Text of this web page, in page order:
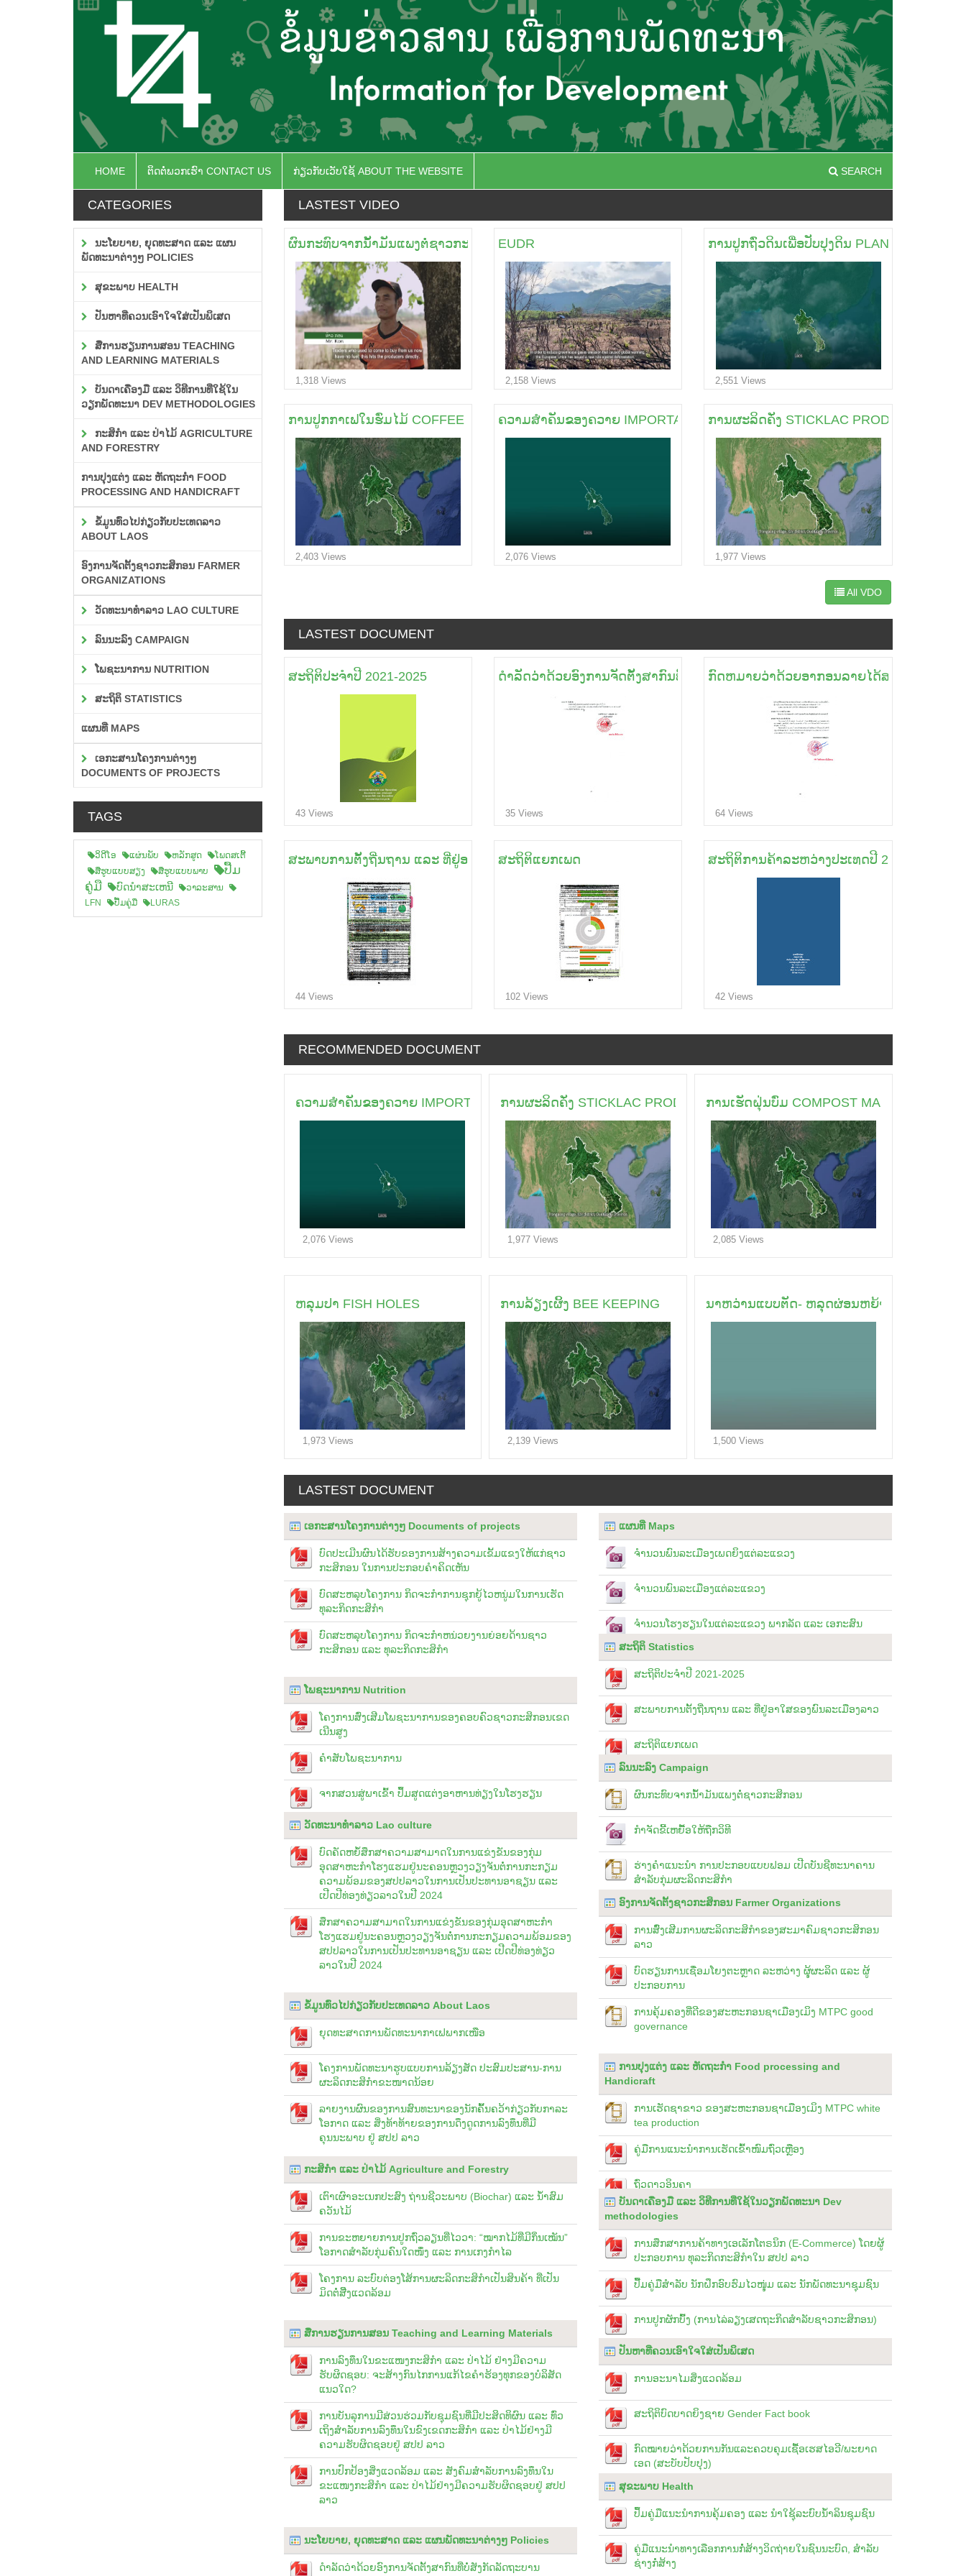
HOME ຕິດຕໍ່ພວກເຮົາ CONTACT US ກ່ຽວກັບເວັບໃຊ້ ABOUT THE WEBSITE SEARCH
CATEGORIES
ນະໂຍບາຍ, ຍຸດທະສາດ ແລະ ແຜນ
ພັດທະນາຕ່າງໆ POLICIES
ສຸຂະພາບ HEALTH
ປັນຫາທີ່ຄວນເອົາໃຈໃສ່ເປັນພິເສດ
ສື່ການຮຽນການສອນ TEACHING
AND LEARNING MATERIALS
ບັນດາເຄື່ອງມື ແລະ ວິທີການທີ່ໃຊ້ໃນ
ວຽກພັດທະນາ DEV METHODOLOGIES
ກະສິກຳ ແລະ ປ່າໄມ້ AGRICULTURE
AND FORESTRY
ການປຸງແຕ່ງ ແລະ ຫັດຖະກຳ FOOD
PROCESSING AND HANDICRAFT
ຂໍ້ມູນທົ່ວໄປກ່ຽວກັບປະເທດລາວ
ABOUT LAOS
ອົງການຈັດຕັ້ງຊາວກະສິກອນ FARMER
ORGANIZATIONS
ວັດທະນາທຳລາວ LAO CULTURE
ລົນນະລົງ CAMPAIGN
ໂພຊະນາການ NUTRITION
ສະຖິຕິ STATISTICS
ແຜນທີ່ MAPS
ເອກະສານໂຄງການຕ່າງໆ
DOCUMENTS OF PROJECTS
TAGS
ວິດີໂອ ແຜ່ນພັບ ຫລັກສູດ
ໂພດສເຕີ້
ສືຮູບແບບສຽງ
ສື່ຮູບແບບພາບ
ປື້ມ
ຄູ່ມື
ບົດນຳສະເຫນີ
ວາລະສານ
LFN
ປື້ມຄູ່ມື LURAS
LASTEST VIDEO
ຜົນກະທົບຈາກນັໍ້າມັນແພງຕໍ່ຊາວກະສິກອນ
1,318 Views
EUDR
2,158 Views
ການປູກຖົ່ວດິນເພື່ອປັບປຸງດິນ PLANTING
2,551 Views
ການປູກກາເຟໃນຮົ່ມໄມ້ COFFEE UNDER TREE'S SHADE
2,403 Views
ຄວາມສໍາຄັນຂອງຄວາຍ IMPORTANCES OF BUFFALOES
2,076 Views
ການຜະລິດຄັ່ງ STICKLAC PRODUCTION
1,977 Views
All VDO
LASTEST DOCUMENT
ສະຖິຕິປະຈໍາປີ 2021-2025
43 Views
ດຳລັດວ່່່າດ້ວຍອົງການຈັດຕັ້ງສາກົນທີ່ບໍ່ສັງກັດລັດຖະບານ
35 Views
ກົດຫມາຍວ່າດ້ວຍອາກອນລາຍໄດ້ສະບັບປັບປຸງ
64 Views
ສະພາບການຕັ້ງຖີ່ນຖານ ແລະ ທີ່ຢູ່ອາໃສຂອງພົນລະເມືອງລາວ
44 Views
ສະຖິຕິແຍກເພດ
102 Views
ສະຖິຕິການຄ້າລະຫວ່າງປະເທດປີ 2025 ຂອງລາວ
42 Views
RECOMMENDED DOCUMENT
ຄວາມສໍາຄັນຂອງຄວາຍ IMPORTANCES OF BUFFALOES
2,076 Views
ການຜະລິດຄັ່ງ STICKLAC PRODUCTION
1,977 Views
ການເຮັດຝຸ່ນບົ່ມ COMPOST MAKING
2,085 Views
ຫລຸມປາ FISH HOLES
1,973 Views
ການລ້ຽງເຜິ້ງ BEE KEEPING
2,139 Views
ນາຫວ່ານແບບຕັດ- ຫລຸດຜ່ອນຫຍ້າ ແລະ ແຮງງານແມ່
1,500 Views
LASTEST DOCUMENT
ເອກະສານໂຄງການຕ່າງໆ Documents of projects
ບົດປະເມີນຜົນໄດ້ຮັບຂອງການສ້າງຄວາມເຂັ້ມແຂງໃຫ້ແກ່ຊາວ
ກະສິກອນ ໃນການປະກອບຄໍາຄິດເຫັນ
ບົດສະຫລຸບໂຄງການ ກິດຈະກຳການຊຸກຍູ້ໄວຫນູ່ມໃນການເຮັດ
ທຸລະກິດກະສິກຳ
ບົດສະຫລຸບໂຄງການ ກິດຈະກໍາຫນ່ວຍງານຍ່ອຍດ້ານຊາວ
ກະສິກອນ ແລະ ທຸລະກິດກະສິກຳ
ແຜນທີ່ Maps
ຈຳນວນພົນລະເມືອງເພດຍິງແຕ່ລະແຂວງ
ຈຳນວນພົນລະເມືອງແຕ່ລະແຂວງ
ຈຳນວນໂຮງຮຽນໃນແຕ່ລະແຂວງ ພາກລັດ ແລະ ເອກະສົນ
ສະຖິຕິ Statistics
ສະຖິຕິປະຈໍາປີ 2021-2025
ສະພາບການຕັ້ງຖີ່ນຖານ ແລະ ທີ່ຢູ່ອາໃສຂອງພົນລະເມືອງລາວ
ສະຖິຕິແຍກເພດ
ໂພຊະນາການ Nutrition
ໂຄງການສົ່ງເສີມໂພຊະນາການຂອງຄອບຄົວຊາວກະສິກອນເຂດ
ເນີນສູງ
ຄຳສັບໂພຊະນາການ
ຈາກສວນສູ່ພາເຂົ້າ ປຶ້ມສູດແຕ່ງອາຫານທ່ຽງໃນໂຮງຮຽນ
ລົນນະລົງ Campaign
ຜົນກະທົບຈາກນັໍ້າມັນແພງຕໍ່ຊາວກະສິກອນ
ກຳຈັດຂີ້ເຫຍື້ອໃຫ້ຖືກວິທີ
ຮ່າງຄຳແນະນຳ ການປະກອບແບບຟອມ ເປີດບັນຊີທະນາຄານ
ສຳລັບກຸ່ມຜະລິດກະສິກຳ
ວັດທະນາທຳລາວ Lao culture
ບົດຄັດຫຍໍ້ສຶກສາຄວາມສາມາດໃນການແຂ່ງຂັນຂອງກຸ່ມ
ອຸດສາຫະກຳໂຮງແຮມຢູ່ນະຄອນຫຼວງວຽງຈັນຕໍ່ການກະກຽມ
ຄວາມພ້ອມຂອງສປປລາວໃນການເປັນປະທານອາຊຽນ ແລະ
ເປີດປີທ່ອງທ່ຽວລາວໃນປີ 2024
ສຶກສາຄວາມສາມາດໃນການແຂ່ງຂັນຂອງກຸ່ມອຸດສາຫະກຳ
ໂຮງແຮມຢູ່ນະຄອນຫຼວງວຽງຈັນຕໍ່ການກະກຽມຄວາມພ້ອມຂອງ
ສປປລາວໃນການເປັນປະທານອາຊຽນ ແລະ ເປີດປີທ່ອງທ່ຽວ
ລາວໃນປີ 2024
ອົງການຈັດຕັ້ງຊາວກະສິກອນ Farmer Organizations
ການສົົ່ງເສີມການຜະລິດກະສິກໍາຂອງສະມາຄົມຊາວກະສິກອນ
ລາວ
ບົດຮຽນການເຊື່ອມໂຍງຕະຫຼາດ ລະຫວ່າງ ຜູຸ້ຜະລິດ ແລະ ຜູ້
ປະກອບການ
ການຄຸ້ມຄອງທີ່ດີຂອງສະຫະກອນຊາເມືອງເມິງ MTPC good
governance
ຂໍ້ມູນທົ່ວໄປກ່ຽວກັບປະເທດລາວ About Laos
ຍຸດທະສາດການພັດທະນາກາເຟພາກເໜືອ
ໂຄງການພັດທະນາຮູບແບບການລ້ຽງສັດ ປະສົມປະສານ-ການ
ຜະລິດກະສິກໍາຂະໜາດນ້ອຍ
ລາຍງານຜົນຂອງການສົນທະນາຂອງນັກຄົ້້ນຄວ້າກ່ຽວກັບກາລະ
ໂອກາດ ແລະ ສິ່ງທ້າທ້າຍຂອງການດຶງດູດການລົງທຶນທີ່ມີ
ຄຸນນະພາບ ຢູ່ ສປປ ລາວ
ການປຸງແຕ່ງ ແລະ ຫັດຖະກຳ Food processing and
Handicraft
ການເຮັດຊາຂາວ ຂອງສະຫະກອນຊາເມືອງເມິງ MTPC white
tea production
ຄູ່ມືການແນະນຳການເຮັດເຂົ້າໜົມຖົ່ວເຫຼືອງ
ຖົ່ວດາວອິນຄາ
ກະສິກຳ ແລະ ປ່າໄມ້ Agriculture and Forestry
ເຕົາເຜົາອະເນກປະສົງ ຖ່ານຊີວະພາບ (Biochar) ແລະ ນ້ຳສົມ
ຄວັນໄມ້
ການຂະຫຍາຍການປູກຖົ່ວລຽນທີ່ໄວວາ: “ໝາກໄມ້ທີ່ມີກິ່ນເໝັນ”
ໂອກາດສຳລັບກຸ່ມຄົນໃດໜຶ່ງ ແລະ ການເກງກຳໄລ
ໂຄງການ ລະບົບຕ່ອງໂສ້ການຜະລິດກະສິກຳເປັນສິນຄ້າ ທີ່ເປັນ
ມິດຕໍ່ສິີ່ງແວດລ້ອມ
ບັນດາເຄື່ອງມື ແລະ ວິທີການທີ່ໃຊ້ໃນວຽກພັດທະນາ Dev
methodologies
ການສຶກສາການຄ້າທາງເອເລັກໂຕຣນິກ (E-Commerce) ໂດຍຜູ້
ປະກອບການ ທຸລະກິດກະສິກໍາໃນ ສປປ ລາວ
ປື້ມຄູ່ມືສໍາລັບ ນັກຝຶກອົບຮົມໄວໜຸູ່ມ ແລະ ນັກພັດທະນາຊຸມຊົນ
ການປູກຜັກບົົ້ງ (ການໄລ່ລຽງເສດຖະກິດສໍາລັບຊາວກະສິກອນ)
ສື່ການຮຽນການສອນ Teaching and Learning Materials
ການລົງທຶນໃນຂະແໜງກະສິກຳ ແລະ ປ່າໄມ້ ຢ່າງມີຄວາມ
ຮັບຜິດຊອບ: ຈະສ້າງກົນໄກການແກ້ໄຂຄຳຮ້ອງທຸກຂອງບໍລິສັດ
ແນວໃດ?
ການບັນລຸການມີສ່ວນຮ່ວມກັບຊຸມຊົນທີ່ມີປະສິດທິຜົນ ແລະ ທົ່ວ
ເຖິງສຳລັບການລົງທຶນໃນຂົງເຂດກະສິກຳ ແລະ ປ່າໄມ້ຢ່າງມີ
ຄວາມຮັບຜິດຊອບຢູ່ ສປປ ລາວ
ການປົກປ້ອງສິ່ງແວດລ້ອມ ແລະ ສັງຄົມສຳລັບການລົງທຶນໃນ
ຂະແໜງກະສິກຳ ແລະ ປ່າໄມ້ຢ່າງມີຄວາມຮັບຜິດຊອບຢູ່ ສປປ
ລາວ
ປັນຫາທີ່ຄວນເອົາໃຈໃສ່ເປັນພິເສດ
ການອະນາໄມສິ່ງແວດລ້ອມ
ສະຖິຕິບົດບາດຍິງຊາຍ Gender Fact book
ກົດໝາຍວ່າດ້ວຍການກັນແລະຄວບຄຸມເຊື້ອເຮສໄອວີ/ພະຍາດ
ເອດ (ສະບັບປັບປຸງ)
ສຸຂະພາບ Health
ປຶ້ມຄູ່ມືແນະນໍາການຄຸ້ມຄອງ ແລະ ນໍາໃຊຸ້ລະບົບນໍ້າລິນຊຸມຊົນ
ຄູ່ມືແນະນໍາທາງເລືອກການກໍໍ່ສ້າງວິດຖ່າຍໃນຊົນນະບົດ, ສຳລັບ
ຊ່າງກໍ່ສ້າງ
ນະໂຍບາຍ, ຍຸດທະສາດ ແລະ ແຜນພັດທະນາຕ່າງໆ Policies
ດຳລັດວ່່່າດ້ວຍອົງການຈັດຕັ້ງສາກົນທີ່ບໍ່ສັງກັດລັດຖະບານ